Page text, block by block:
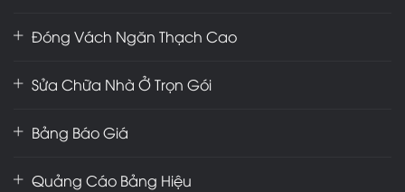
Đóng Vách Ngăn Thạch Cao
Sửa Chữa Nhà Ở Trọn Gói
Bảng Báo Giá
Quảng Cáo Bảng Hiệu